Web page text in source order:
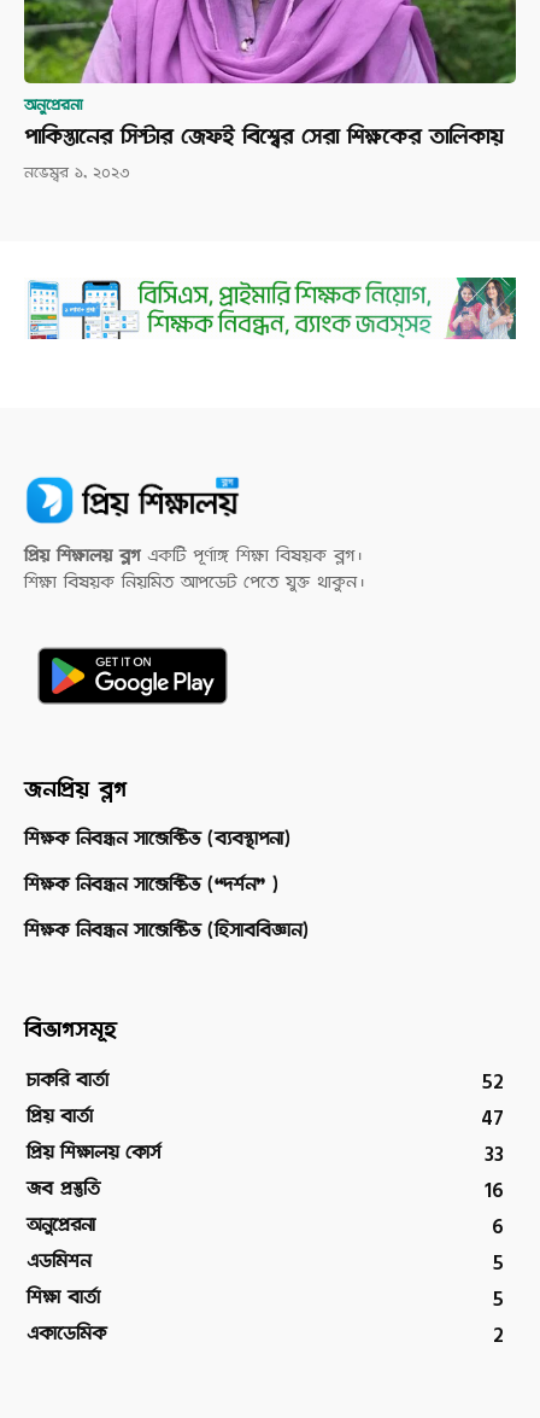
অনুপ্রেরনা
পাকিস্তানের সিস্টার জেফই বিশ্বের সেরা শিক্ষকের তালিকায়
নভেম্বর ১, ২০২৩
প্রিয় শিক্ষালয় ব্লগএকটি পূর্ণাঙ্গ শিক্ষা বিষয়ক ব্লগ।
শিক্ষা বিষয়ক নিয়মিত আপডেট পেতে যুক্ত থাকুন।
জনপ্রিয় ব্লগ
শিক্ষক নিবন্ধন সাব্জেক্টিভ (ব্যবস্থাপনা)
শিক্ষক নিবন্ধন সাব্জেক্টিভ (“দর্শন” )
শিক্ষক নিবন্ধন সাব্জেক্টিভ (হিসাববিজ্ঞান)
বিভাগসমূহ
চাকরি বার্তা 52
প্রিয় বার্তা 47
প্রিয় শিক্ষালয় কোর্স 33
জব প্রস্তুতি 16
অনুপ্রেরনা 6
এডমিশন 5
শিক্ষা বার্তা 5
একাডেমিক 2